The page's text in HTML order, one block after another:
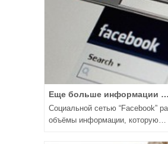
Еще больше информации …
Социальной сетью “Facebook”
объёмы информации, которую…